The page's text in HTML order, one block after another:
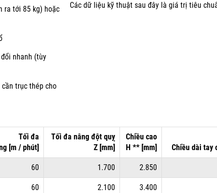
ra tới 85 kg) hoặc
nhanh (tùy
cần trục thép cho
Các dữ liệu kỹ thuật sau đây là giá trị tiêu
Tối đa
[m / phút]
Tối đa nâng đột quỵ
Z [mm]
Chiều cao
H ** [mm]
Chiều dài tay
60 1.700 2.850
60 2.100 3.400